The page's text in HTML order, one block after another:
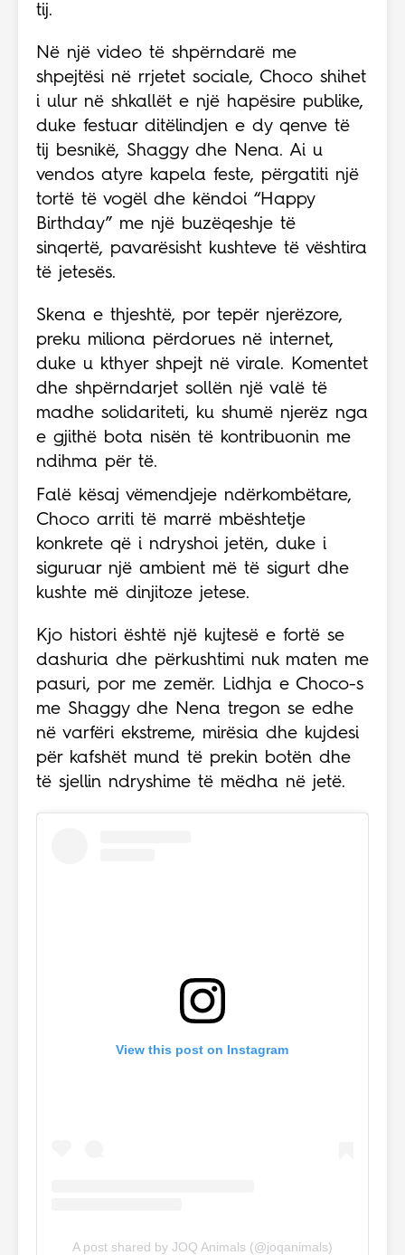
tij.
Në një video të shpërndarë me
shpejtësi në rrjetet sociale, Choco shihet
i ulur në shkallët e një hapësire publike,
duke festuar ditëlindjen e dy qenve të
tij besnikë, Shaggy dhe Nena. Ai u
vendos atyre kapela feste, përgatiti një
tortë të vogël dhe këndoi “Happy
Birthday” me një buzëqeshje të
sinqertë, pavarësisht kushteve të vështira
të jetesës.
Skena e thjeshtë, por tepër njerëzore,
preku miliona përdorues në internet,
duke u kthyer shpejt në virale. Komentet
dhe shpërndarjet sollën një valë të
madhe solidariteti, ku shumë njerëz nga
e gjithë bota nisën të kontribuonin me
ndihma për të.
Falë kësaj vëmendjeje ndërkombëtare,
Choco arriti të marrë mbështetje
konkrete që i ndryshoi jetën, duke i
siguruar një ambient më të sigurt dhe
kushte më dinjitoze jetese.
Kjo histori është një kujtesë e fortë se
dashuria dhe përkushtimi nuk maten me
pasuri, por me zemër. Lidhja e Choco-s
me Shaggy dhe Nena tregon se edhe
në varfëri ekstreme, mirësia dhe kujdesi
për kafshët mund të prekin botën dhe
të sjellin ndryshime të mëdha në jetë.
View this post on Instagram
A post shared by JOQ Animals (@joqanimals)